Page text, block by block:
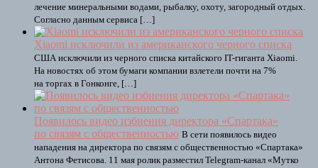
лечение минеральными водами, рыбалку, охоту, загородный отдых.
Согласно данным сервиса […]
Xiaomi исключили из американского черного списка
США исключили из черного списка китайского IT-гиганта Xiaomi.
На новостях об этом бумаги компании взлетели почти на 7%
на торгах в Гонконге, […]
Появилось видео избиения директора «Спартака»
по связям с общественностью В сети появилось видео
нападения на директора по связям с общественностью «Спартака»
Антона Фетисова. 11 мая ролик разместил Telegram-канал «Мутко